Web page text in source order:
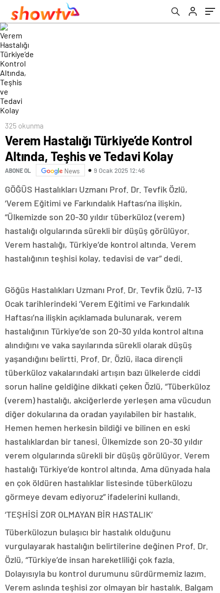
325 okunma
Verem Hastalığı Türkiye’de Kontrol
Altında, Teşhis ve Tedavi Kolay
ABONE OL News 9 Ocak 2025 12:46
GÖĞÜS Hastalıkları Uzmanı Prof. Dr. Tevfik Özlü,
‘Verem Eğitimi ve Farkındalık Haftası’na ilişkin,
“Ülkemizde son 20-30 yıldır tüberküloz (verem)
hastalığı olgularında sürekli bir düşüş görülüyor.
Verem hastalığı, Türkiye’de kontrol altında. Verem
hastalığının teşhisi kolay, tedavisi de var” dedi.
Göğüs Hastalıkları Uzmanı Prof. Dr. Tevfik Özlü, 7-13
Ocak tarihlerindeki ‘Verem Eğitimi ve Farkındalık
Haftası’na ilişkin açıklamada bulunarak, verem
hastalığının Türkiye’de son 20-30 yılda kontrol altına
alındığını ve vaka sayılarında sürekli olarak düşüş
yaşandığını belirtti. Prof. Dr. Özlü, ilaca dirençli
tüberküloz vakalarındaki artışın bazı ülkelerde ciddi
sorun haline geldiğine dikkati çeken Özlü, “Tüberküloz
(verem) hastalığı, akciğerlerde yerleşen ama vücudun
diğer dokularına da oradan yayılabilen bir hastalık.
Hemen hemen herkesin bildiği ve bilinen en eski
hastalıklardan bir tanesi. Ülkemizde son 20-30 yıldır
verem olgularında sürekli bir düşüş görülüyor. Verem
hastalığı Türkiye’de kontrol altında. Ama dünyada hala
en çok öldüren hastalıklar listesinde tüberkülozu
görmeye devam ediyoruz” ifadelerini kullandı.
‘TEŞHİSİ ZOR OLMAYAN BİR HASTALIK’
Tüberkülozun bulaşıcı bir hastalık olduğunu
vurgulayarak hastalığın belirtilerine değinen Prof. Dr.
Özlü, “Türkiye’de insan hareketliliği çok fazla.
Dolayısıyla bu kontrol durumunu sürdürmemiz lazım.
Verem aslında teşhisi zor olmayan bir hastalık. Balgam